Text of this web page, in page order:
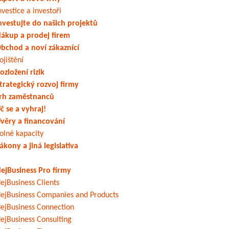
a investoři
do našich projektů
a prodej firem
a noví zákaznící
rizik
rozvoj firmy
zaměstnanců
se a vyhraj!
a financování
kapacity
a jiná legislativa
Pro firmy
Clients
Companies and Products
Connection
Consulting